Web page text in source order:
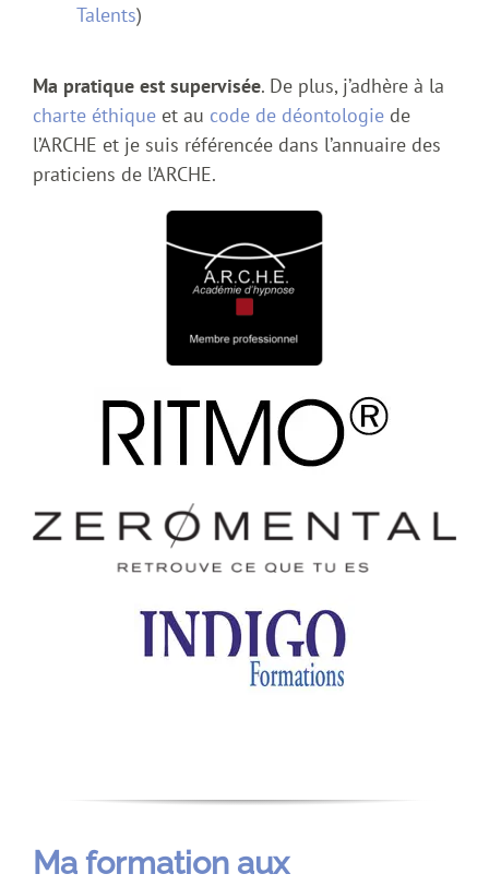
Talents)
Ma pratique est supervisée. De plus, j’adhère à la
charte éthique et au code de déontologie de
l’ARCHE et je suis référencée dans l’annuaire des
praticiens de l’ARCHE.
Ma formation aux